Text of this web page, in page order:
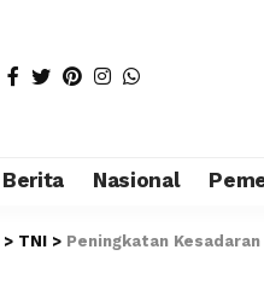
Berita Nasional
> TNI > Peningkatan